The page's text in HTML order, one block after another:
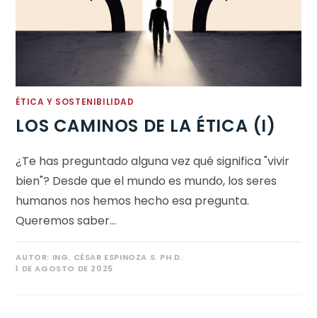
ÉTICA Y SOSTENIBILIDAD
LOS CAMINOS DE LA ÉTICA (I)
¿Te has preguntado alguna vez qué significa "vivir
bien"? Desde que el mundo es mundo, los seres
humanos nos hemos hecho esa pregunta.
Queremos saber…
AUTOR: ING. CÉSAR ESPINOZA S. PH.D.
1 DE AGOSTO DE 2025